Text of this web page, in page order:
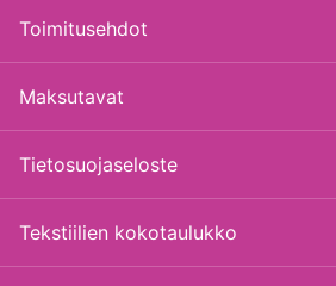
Toimitusehdot
Maksutavat
Tietosuojaseloste
Tekstiilien kokotaulukko